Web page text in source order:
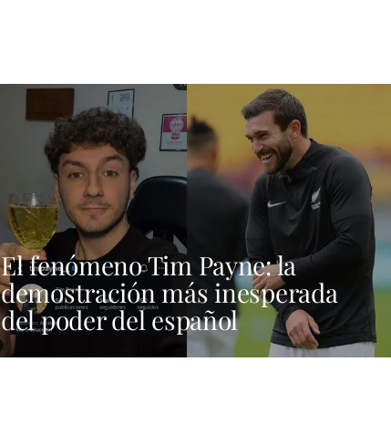
El fenómeno Tim Payne: la
demostración más inesperada
del poder del español